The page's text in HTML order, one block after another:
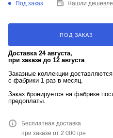
Под заказ Нашли
ПОД ЗАКАЗ
Доставка 24 августа,
при заказе до 12 августа
Заказные коллекции
с фабрики 1 раз в месяц.
Заказ бронируется на фабрике
предоплаты.
Бесплатная доставка
при заказе от 2 000 грн